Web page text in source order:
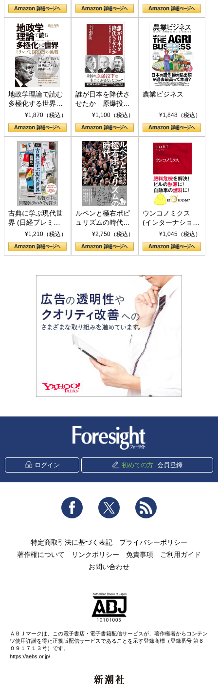
地政学理論で読む
多極化する世界：
トランプとBRICS
の挑戦
¥1,870（税込）
誰が日本を降伏さ
せたか 原爆投
下、ソ連参戦、そ
して聖断 (PHP新
書)
¥1,100（税込）
農業ビジネス
¥1,848（税込）
古典に学ぶ現代世
界 (日経プレミア
シリーズ)¥1,210（税込）
ルペンと極右ポピ
ュリズムの時代：
〈ヤヌス〉の二つ
の顔
¥2,750（税込）
ウンコノミクス
(インターナショナ
ル新書)¥1,045（税込）
ログイン 初めての方 会員登録
Facebook Twitter
特定商取引法に基づく表記
プライバシーポリシー
著作権について
リンクポリシー 免責事項
ご利用ガイド
お問い合わせ
ＡＢＪマークは、この電子書店・電子書籍配信サービスが、著作権者からコンテン
ツ使用許諾を得た正規版配信サービスであることを示す登録商標（登録番号 第６
０９１７１３号）です。
https://aebs.or.jp/